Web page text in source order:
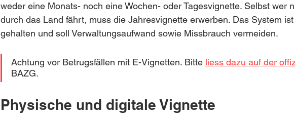
weder eine Monats- noch eine Wochen- oder Tagesvignette. Selbst wer
durch das Land fährt, muss die Jahresvignette erwerben. Das System
gehalten und soll Verwaltungsaufwand sowie Missbrauch vermeiden.
Achtung vor Betrugsfällen mit E-Vignetten. Bitte liess dazu auf der
BAZG.
Physische und digitale Vignette